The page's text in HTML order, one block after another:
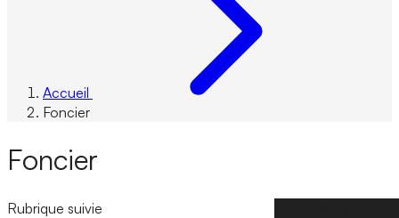
Accueil
Foncier
Foncier
Rubrique suivie